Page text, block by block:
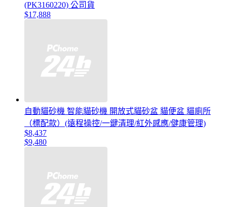
(PK3160220) 公司貨
$17,888
自動貓砂機 智能貓砂機 開放式貓砂盆 貓便盆 貓廁所
（標配款）(遠程操控/一鍵清理/紅外感應/健康管理)
$8,437
$9,480